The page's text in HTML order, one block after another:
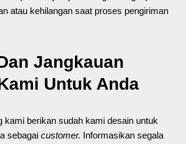
atau kehilangan saat proses pengiriman
Jangkauan
Untuk Anda
kami berikan sudah kami desain untuk
sebagai customer. Informasikan segala